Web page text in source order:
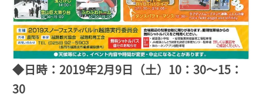
◆日時：2019年2月9日（土）10：30～15：
30